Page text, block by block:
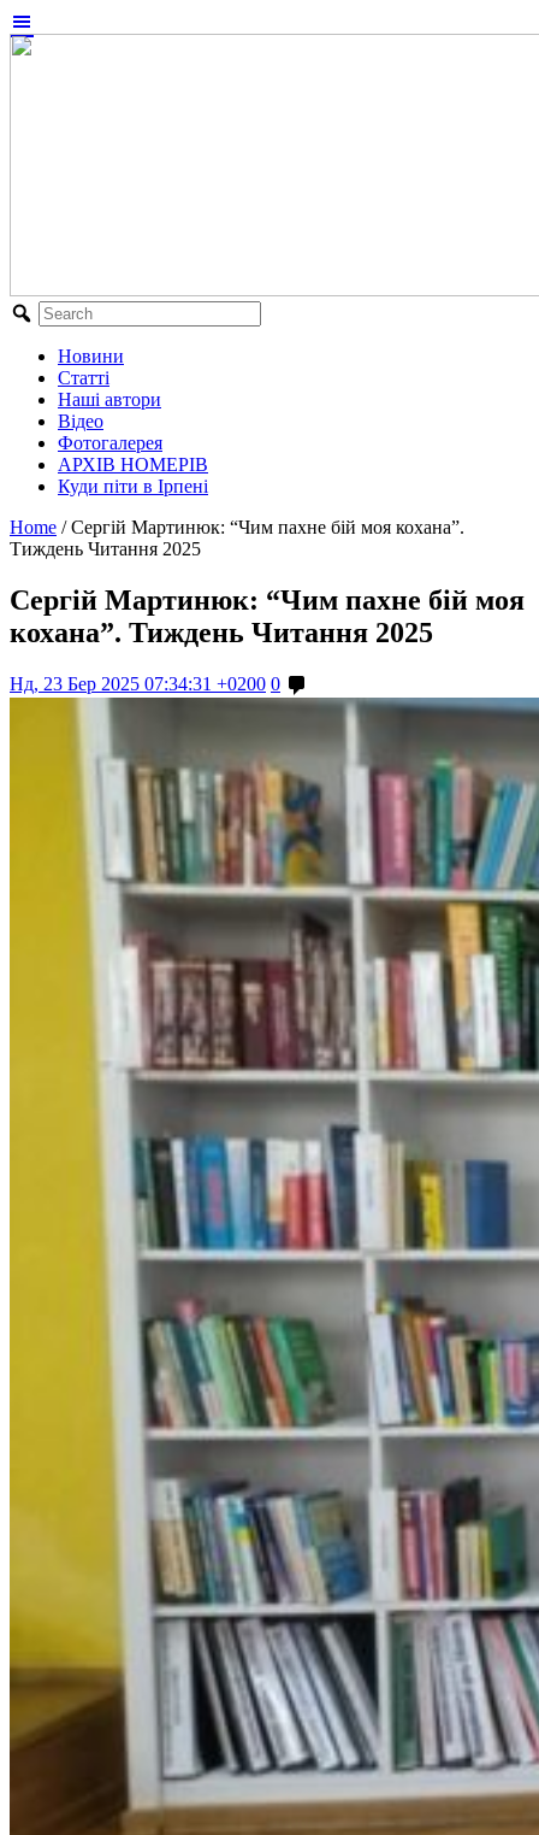
Новини
Статті
Наші автори
Відео
Фотогалерея
АРХІВ НОМЕРІВ
Куди піти в Ірпені
Home / Сергій Мартинюк: “Чим пахне бій моя кохана”.
Тиждень Читання 2025
Сергій Мартинюк: “Чим пахне бій моя
кохана”. Тиждень Читання 2025
Нд, 23 Бер 2025 07:34:31 +0200 0